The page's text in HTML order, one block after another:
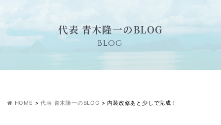
代表 青木隆一のBLOG
BLOG
HOME >代表 青木隆一のBLOG > 内装改修あと少しで完成！